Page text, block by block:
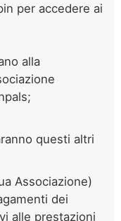
per accedere ai
alla
questi altri
Associazione)
dei
alle prestazioni